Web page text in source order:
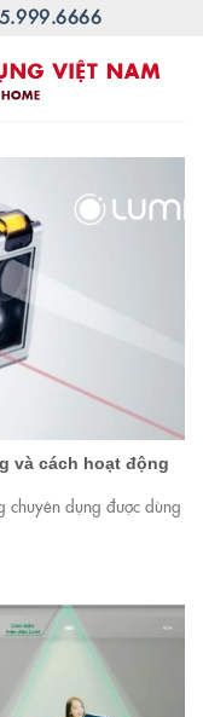
và cách hoạt động
chuyên dụng được dùng